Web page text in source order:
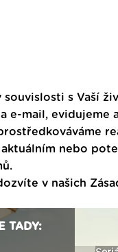
souvislosti s Vaší
e-mail, evidujeme
nebo
v našich
TADY: